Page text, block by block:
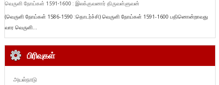
வெருளி நோய்கள் 1591-1600 : இலக்குவனார் திருவள்ளுவன்
(வெருளி நோய்கள் 1586-1590 :தொடர்ச்சி) வெருளி நோய்கள் 1591-1600 பதினொன்றாவது
வார வெருளி...
பிரிவுகள்
அயல்நாடு